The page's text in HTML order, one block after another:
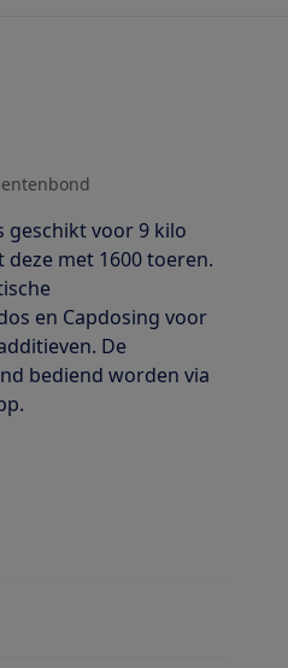
geschikt voor 9 kilo
met 1600 toeren.
en Capdosing voor
De
bediend worden via
Vulgewicht
Toerental